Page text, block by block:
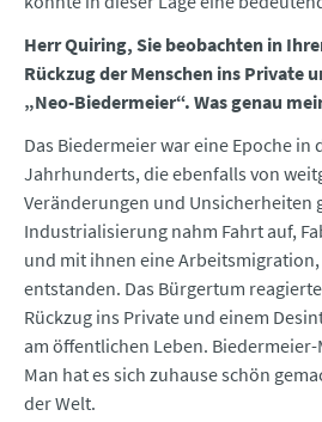
Herr Quiring, Sie beobachten in
Rückzug der Menschen ins Private
„Neo-Biedermeier“. Was genau
Das Biedermeier war eine Epoche in
Jahrhunderts, die ebenfalls von
Veränderungen und Unsicherheiten
Industrialisierung nahm Fahrt auf,
und mit ihnen eine
entstanden. Das Bürgertum
Rückzug ins Private und einem
am öffentlichen Leben.
Man hat es sich zuhause schön
der Welt.